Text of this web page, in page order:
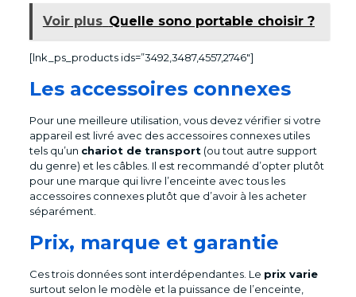
Voir plus Quelle sono portable choisir ?
[lnk_ps_products ids=”3492,3487,4557,2746″]
Les accessoires connexes
Pour une meilleure utilisation, vous devez vérifier si votre
appareil est livré avec des accessoires connexes utiles
tels qu’un chariot de transport(ou tout autre support
du genre) et les câbles. Il est recommandé d’opter plutôt
pour une marque qui livre l’enceinte avec tous les
accessoires connexes plutôt que d’avoir à les acheter
séparément.
Prix, marque et garantie
Ces trois données sont interdépendantes. Le prix varie
surtout selon le modèle et la puissance de l’enceinte,